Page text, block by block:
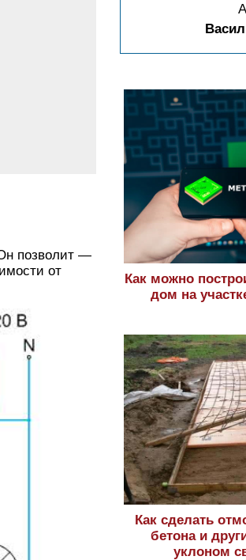
позволит —
от
Как можно
дом на
Как сделать
бетона и
уклоном